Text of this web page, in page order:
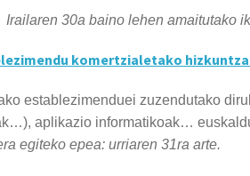
Irailaren 30a baino lehen amaitutako
komertzialetako
establezimenduei zuzendutako
aplikazio informatikoak…
egiteko epea: urriaren 31ra arte.